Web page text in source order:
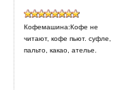
Кофемашина:Кофе не
читают, кофе пьют. суфле,
пальто, какао, ателье.